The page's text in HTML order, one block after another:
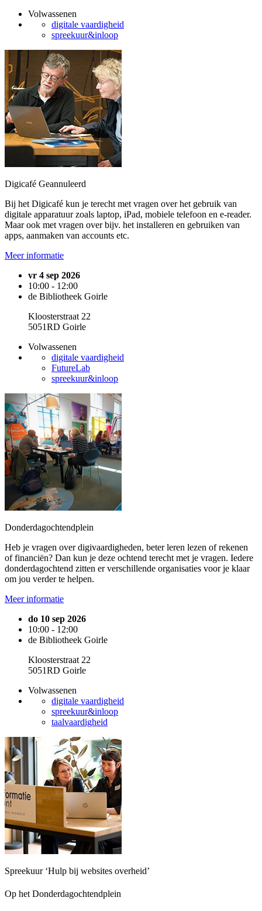
Volwassenen
digitale vaardigheid
spreekuur&inloop
Digicafé Geannuleerd
Bij het Digicafé kun je terecht met vragen over het gebruik van
digitale apparatuur zoals laptop, iPad, mobiele telefoon en e-reader.
Maar ook met vragen over bijv. het installeren en gebruiken van
apps, aanmaken van accounts etc.
Meer informatie
vr 4 sep 2026
10:00 - 12:00
de Bibliotheek Goirle
Kloosterstraat 22
5051RD Goirle
Volwassenen
digitale vaardigheid
FutureLab
spreekuur&inloop
Donderdagochtendplein
Heb je vragen over digivaardigheden, beter leren lezen of rekenen
of financiën? Dan kun je deze ochtend terecht met je vragen. Iedere
donderdagochtend zitten er verschillende organisaties voor je klaar
om jou verder te helpen.
Meer informatie
do 10 sep 2026
10:00 - 12:00
de Bibliotheek Goirle
Kloosterstraat 22
5051RD Goirle
Volwassenen
digitale vaardigheid
spreekuur&inloop
taalvaardigheid
Spreekuur ‘Hulp bij websites overheid’
Op het Donderdagochtendplein